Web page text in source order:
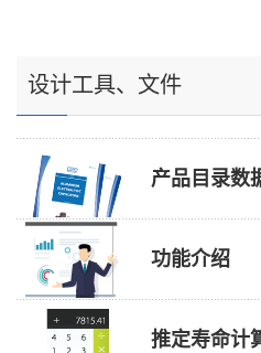
设计工具、文件
产品目录数
功能介绍
推定寿命计